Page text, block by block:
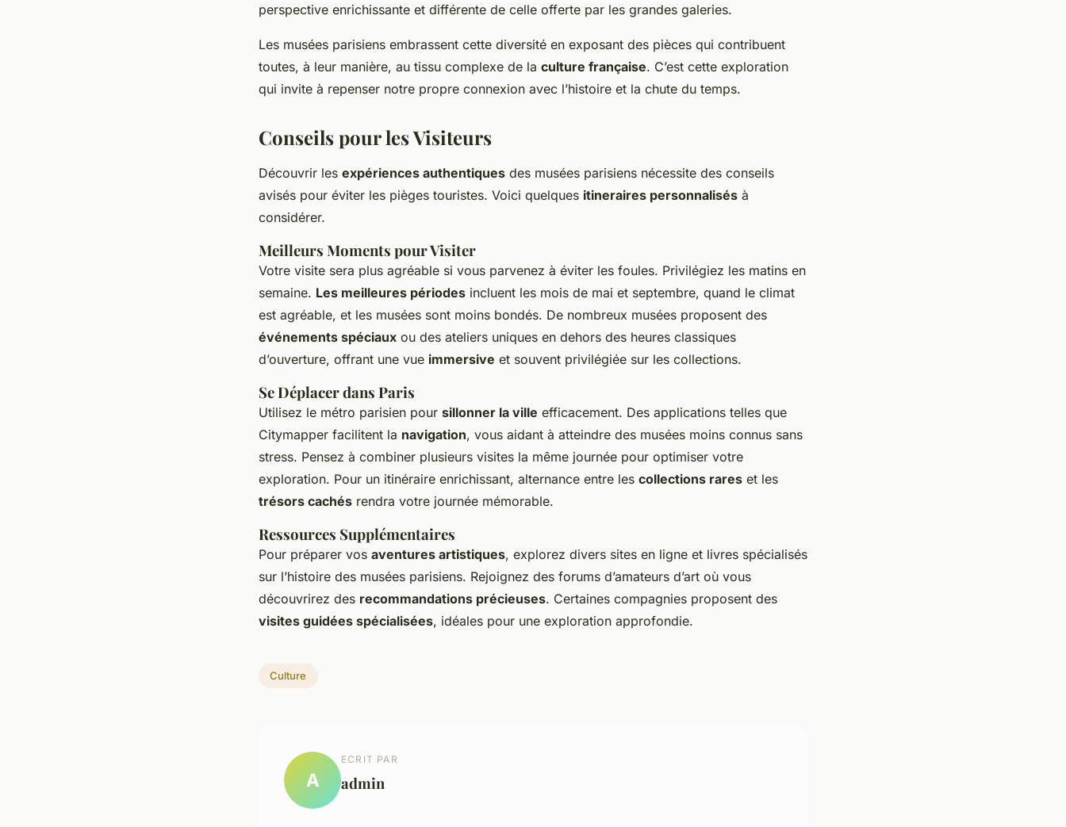
perspective enrichissante et différente de celle offerte par les grandes galeries.
Les musées parisiens embrassent cette diversité en exposant des pièces qui contribuent
toutes, à leur manière, au tissu complexe de la culture française. C’est cette exploration
qui invite à repenser notre propre connexion avec l’histoire et la chute du temps.
Conseils pour les Visiteurs
Découvrir les expériences authentiques des musées parisiens nécessite des conseils
avisés pour éviter les pièges touristes. Voici quelques itineraires personnalisés à
considérer.
Meilleurs Moments pour Visiter
Votre visite sera plus agréable si vous parvenez à éviter les foules. Privilégiez les matins en
semaine. Les meilleures périodes incluent les mois de mai et septembre, quand le climat
est agréable, et les musées sont moins bondés. De nombreux musées proposent des
événements spéciaux ou des ateliers uniques en dehors des heures classiques
d’ouverture, offrant une vue immersive et souvent privilégiée sur les collections.
Se Déplacer dans Paris
Utilisez le métro parisien pour sillonner la ville efficacement. Des applications telles que
Citymapper facilitent la navigation, vous aidant à atteindre des musées moins connus sans
stress. Pensez à combiner plusieurs visites la même journée pour optimiser votre
exploration. Pour un itinéraire enrichissant, alternance entre les collections rares et les
trésors cachés rendra votre journée mémorable.
Ressources Supplémentaires
Pour préparer vos aventures artistiques, explorez divers sites en ligne et livres spécialisés
sur l’histoire des musées parisiens. Rejoignez des forums d’amateurs d’art où vous
découvrirez des recommandations précieuses. Certaines compagnies proposent des
visites guidées spécialisées, idéales pour une exploration approfondie.
Culture
A
ECRIT PAR
admin